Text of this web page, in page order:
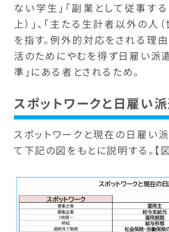
ない学生」「副業として従事す
上）」、「主たる生計者以外の人
を指す。例外的対応をされる理
活のためにやむを得ず日雇い派
準」にある者とされるため。
スポットワークと日雇い
スポットワークと現在の日雇い
て下記の図をもとに説明する。【